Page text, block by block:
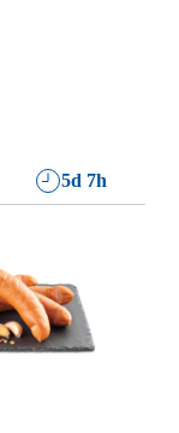
5d 7h